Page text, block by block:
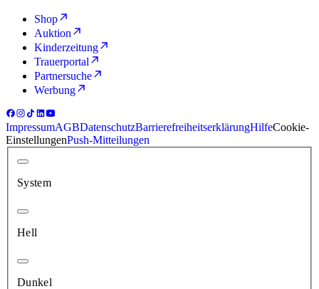
Shop
Auktion
Kinderzeitung
Trauerportal
Partnersuche
Werbung
ImpressumAGBDatenschutzBarrierefreiheitserklärungHilfeCookie-
EinstellungenPush-Mitteilungen
System
Hell
Dunkel